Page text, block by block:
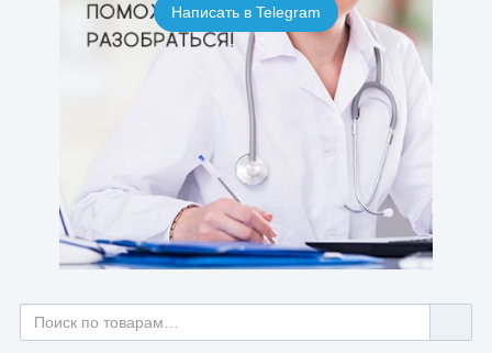
Написать в Telegram